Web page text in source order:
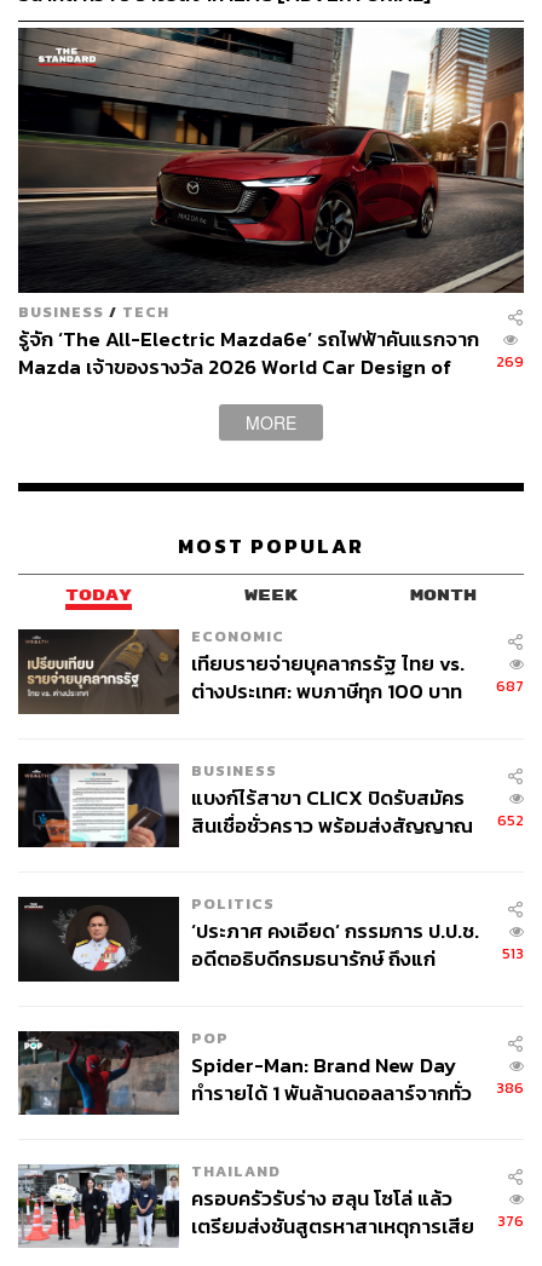
ฟุ้ง มาพัฒนาเป็นตึกสูง ได้วิวสวนลุมพินี 100% โดยมีไฮไลต์
สำคัญ 20 ยูนิต (ชั้นละ 1 ห้อง) ที่ถูกออกแบบเป็นกระจกใส
โค้งเว้า สามารถยื่นออกไปมองวิว ไม่เคยมีที่ไหนในโลกมา
ก่อน และอีกหนึ่งโครงการคือ พูลวิลล่า ที่ยกบ้านทั้งหลังตั้งอยู่
บนคอนโดมิเนียมดูเพล็กซ์ 2 ชั้น โดยทุกยูนิตมีพูลวิลล่าทุก
หลัง ไม่เกิน 4 ยูนิตต่อชั้น ทั้งหมด 40 ยูนิตเท่านั้น
เชื่อมั่นอสังหารริมทรัพย์ปี 2565 ฟื้นตัวเต็มที่ เปิด
กลยุทธ์ ‘Ananda New Blue’ มัดใจทุกกลุ่มตามคอนเซ
ปต์ ‘คิดเพื่อชีวิตคนเมือง’
ชานนท์เชื่อมั่นว่า หลังจากสถานการณ์แพร่ระบาดของโค
ความเชื่อมั่นทางเศรษฐกิจและผู้บริโภค รวมถึงตลาด
อสังหาริมทรัพย์ส่งสัญญาณการฟื้นตัวหลังจากผ่านจุดต่ำสุด
มาเกือบระยะเวลา 2 ปี จากความต้องการของผู้บริโภคทั้ง
ภายในประเทศ ต่างประเทศ รวมถึงภาพการลงทุนที่พุ่งสูงขึ้น
สร้างรายได้เติบโตสูงขึ้นถึง 30 เปอร์เซ็นต์ มูลค่ารวมกว่า
1,200 ล้านบาท
ดังนั้น เพื่อเป็นการตอบสนองการฟื้นตัวในปี 2565 ที่กำลังมา
การนำนวัตกรรมผสานเข้ากับความคิดสร้างสรรค์และ
โอกาสทางธุรกิจ มาต่อยอดพัฒนาอสังหาริมทรัพย์รูปแบบ
ใหม่อย่างที่ไม่เคยมีมาก่อนในประเทศไทย ผ่าน 7 โครงการ
ซึ่งอนันดามั่นใจว่าจะสามารถนำเสนอความแตกต่างและ
ตอบโจทย์ไลฟ์สไตล์ของผู้บริโภคได้ตรงจุดมากขึ้น ตอกย้ำ
ความเป็นแชมป์คอนโดมิเนียมติดรถไฟฟ้า และผู้นำตลาด
BUSINESS / TECH
รู้จัก ‘The All-Electric Mazda6e’ รถไฟฟ้าคันแรกจาก
Mazda เจ้าของรางวัล 2026 World Car Design of
269
MORE
MOST POPULAR
TODAY WEEK MONTH
ECONOMIC
เทียบรายจ่ายบุคลากรรัฐ ไทย vs.
ต่างประเทศ: พบภาษีทุก 100 บาท
687
BUSINESS
แบงก์ไร้สาขา CLICX ปิดรับสมัคร
สินเชื่อชั่วคราว พร้อมส่งสัญญาณ
652
POLITICS
‘ประภาศ คงเอียด’ กรรมการ ป.ป.ช.
อดีตอธิบดีกรมธนารักษ์ ถึงแก่
513
POP
Spider-Man: Brand New Day
ทำรายได้ 1 พันล้านดอลลาร์จากทั่ว
386
THAILAND
ครอบครัวรับร่าง ฮลุน โซโล่ แล้ว
เตรียมส่งชันสูตรหาสาเหตุการเสีย
376